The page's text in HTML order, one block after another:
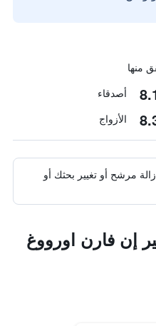
أصدقاء
الأزواج
مرشح أو تغيير بحثك أو
إن فارن اورووغ